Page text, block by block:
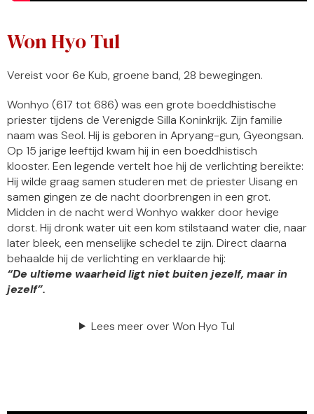
Won Hyo Tul
Vereist voor 6e Kub, groene band, 28 bewegingen.
Wonhyo (617 tot 686) was een grote boeddhistische
priester tijdens de Verenigde Silla Koninkrijk. Zijn familie
naam was Seol. Hij is geboren in Apryang-gun, Gyeongsan.
Op 15 jarige leeftijd kwam hij in een boeddhistisch
klooster. Een legende vertelt hoe hij de verlichting bereikte:
Hij wilde graag samen studeren met de priester Uisang en
samen gingen ze de nacht doorbrengen in een grot.
Midden in de nacht werd Wonhyo wakker door hevige
dorst. Hij dronk water uit een kom stilstaand water die, naar
later bleek, een menselijke schedel te zijn. Direct daarna
behaalde hij de verlichting en verklaarde hij:
“De ultieme waarheid ligt niet buiten jezelf, maar in
jezelf”.
Lees meer over Won Hyo Tul